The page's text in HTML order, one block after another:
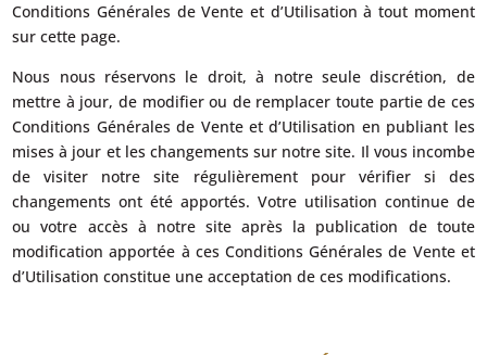
Conditions Générales de Vente et d’Utilisation à tout moment
sur cette page.
Nous nous réservons le droit, à notre seule discrétion, de
mettre à jour, de modifier ou de remplacer toute partie de ces
Conditions Générales de Vente et d’Utilisation en publiant les
mises à jour et les changements sur notre site. Il vous incombe
de visiter notre site régulièrement pour vérifier si des
changements ont été apportés. Votre utilisation continue de
ou votre accès à notre site après la publication de toute
modification apportée à ces Conditions Générales de Vente et
d’Utilisation constitue une acceptation de ces modifications.